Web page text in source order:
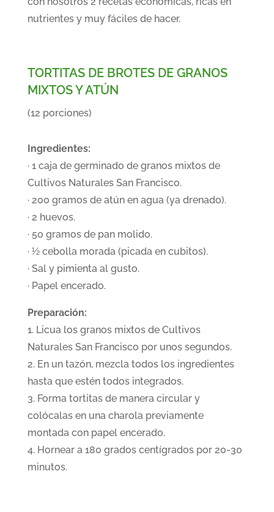
nutrientes y muy fáciles de hacer.
TORTITAS DE BROTES DE GRANOS
MIXTOS Y ATÚN
(12 porciones)
Ingredientes:
· 1 caja de germinado de granos mixtos de
Cultivos Naturales San Francisco.
· 200 gramos de atún en agua (ya drenado).
· 2 huevos.
· 50 gramos de pan molido.
· ½ cebolla morada (picada en cubitos).
· Sal y pimienta al gusto.
· Papel encerado.
Preparación:
1. Licua los granos mixtos de Cultivos
Naturales San Francisco por unos segundos.
2. En un tazón, mezcla todos los ingredientes
hasta que estén todos integrados.
3. Forma tortitas de manera circular y
colócalas en una charola previamente
montada con papel encerado.
4. Hornear a 180 grados centígrados por 20-30
minutos.